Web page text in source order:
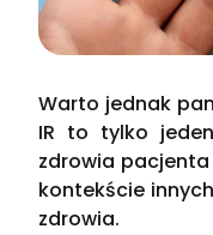
Warto jednak
IR to tylko
zdrowia
kontekście
zdrowia.